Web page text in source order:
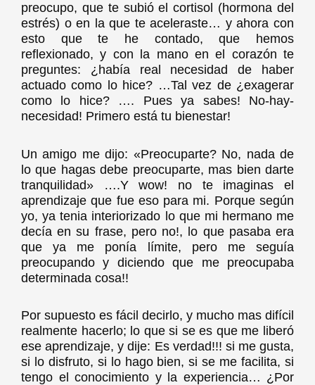
preocupo, que te subió el cortisol (hormona del
estrés) o en la que te aceleraste… y ahora con
esto que te he contado, que hemos
reflexionado, y con la mano en el corazón te
preguntes: ¿había real necesidad de haber
actuado como lo hice? …Tal vez de ¿exagerar
como lo hice? …. Pues ya sabes! No-hay-
necesidad! Primero está tu bienestar!
Un amigo me dijo: «Preocuparte? No, nada de
lo que hagas debe preocuparte, mas bien darte
tranquilidad» ….Y wow! no te imaginas el
aprendizaje que fue eso para mi. Porque según
yo, ya tenia interiorizado lo que mi hermano me
decía en su frase, pero no!, lo que pasaba era
que ya me ponía límite, pero me seguía
preocupando y diciendo que me preocupaba
determinada cosa!!
Por supuesto es fácil decirlo, y mucho mas difícil
realmente hacerlo; lo que si se es que me liberó
ese aprendizaje, y dije: Es verdad!!! si me gusta,
si lo disfruto, si lo hago bien, si se me facilita, si
tengo el conocimiento y la experiencia… ¿Por